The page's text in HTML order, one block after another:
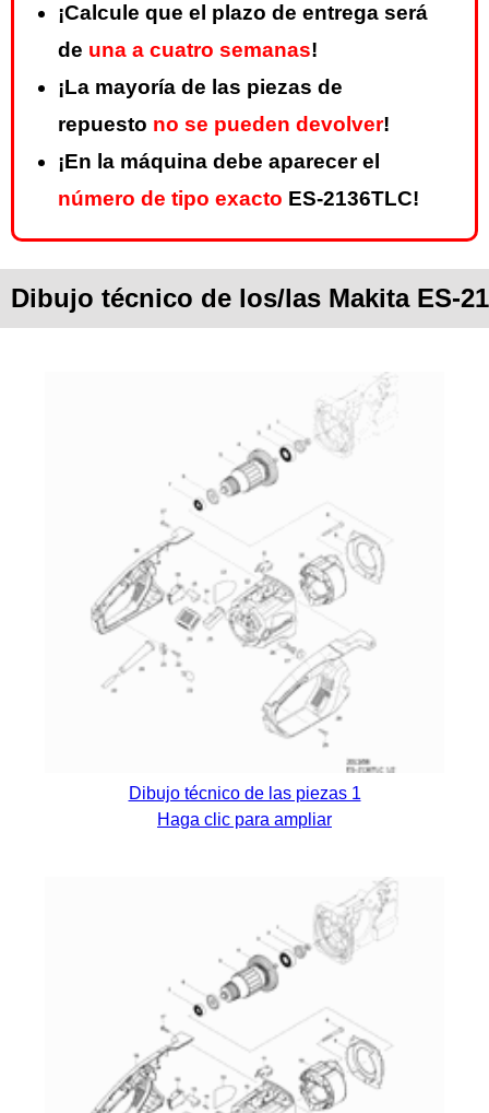
¡Calcule que el plazo de entrega será
de una a cuatro semanas!
¡La mayoría de las piezas de
repuesto no se pueden devolver!
¡En la máquina debe aparecer el
número de tipo exacto ES-2136TLC!
Dibujo técnico de los/las Makita ES-
Dibujo técnico de las piezas 1
Haga clic para ampliar